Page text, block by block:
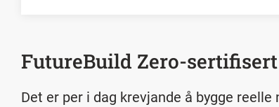
FutureBuild Zero-sertifisert
Det er per i dag krevjande å bygge